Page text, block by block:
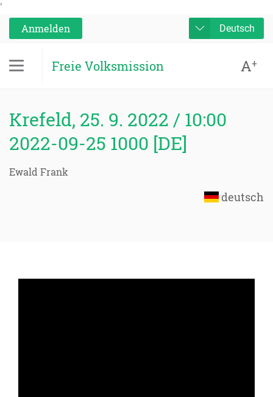
'
Anmelden
Deutsch
Freie Volksmission A+
Krefeld, 25. 9. 2022 / 10:00
2022-09-25 1000 [DE]
Ewald Frank
deutsch